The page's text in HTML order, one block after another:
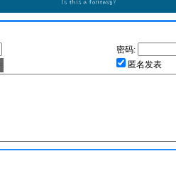
密码:
匿名发表